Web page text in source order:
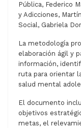
Pública, Federico
y Adicciones,
Social, Gabriela
La metodología
elaboración ágil y
información,
ruta para orientar
salud mental
El documento
objetivos
metas, el